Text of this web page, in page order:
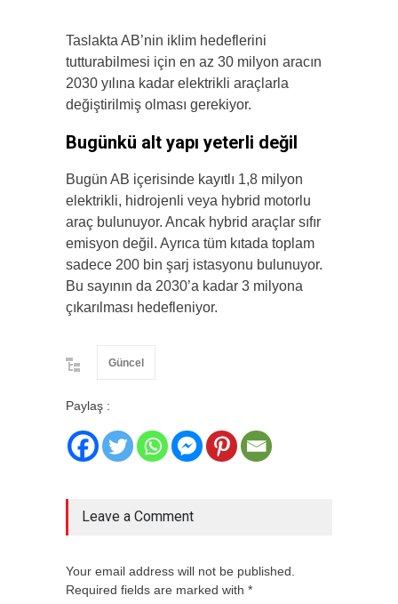
Taslakta AB’nin iklim hedeflerini
tutturabilmesi için en az 30 milyon aracın
2030 yılına kadar elektrikli araçlarla
değiştirilmiş olması gerekiyor.
Bugünkü alt yapı yeterli değil
Bugün AB içerisinde kayıtlı 1,8 milyon
elektrikli, hidrojenli veya hybrid motorlu
araç bulunuyor. Ancak hybrid araçlar sıfır
emisyon değil. Ayrıca tüm kıtada toplam
sadece 200 bin şarj istasyonu bulunuyor.
Bu sayının da 2030’a kadar 3 milyona
çıkarılması hedefleniyor.
Güncel
Paylaş :
Leave a Comment
Your email address will not be published.
Required fields are marked with *